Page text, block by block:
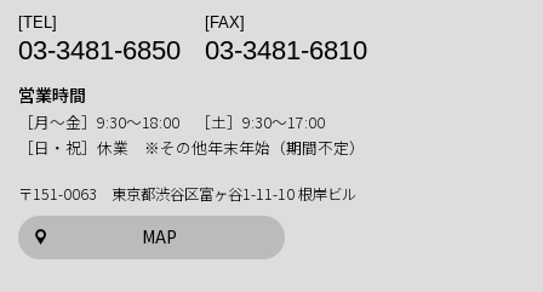
[TEL]
03-3481-6850
[FAX]
03-3481-6810
営業時間
［月〜金］9:30〜18:00 ［土］9:30〜17:00
［日・祝］休業 ※その他年末年始（期間不定）
〒151-0063 東京都渋谷区富ヶ谷1-11-10 根岸ビル
MAP